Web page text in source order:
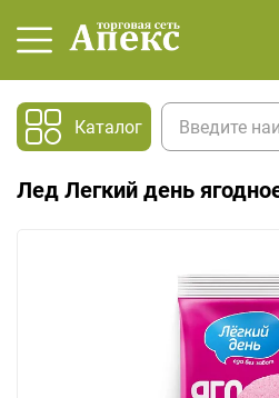
Каталог
Лед Легкий день